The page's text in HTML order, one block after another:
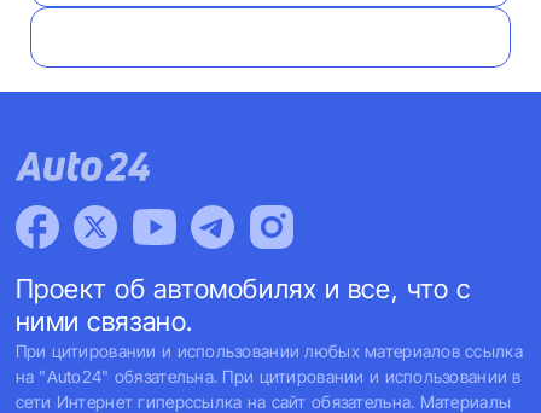
Проект об автомобилях и все, что с
ними связано.
При цитировании и использовании любых материалов ссылка
на "Auto24" обязательна. При цитировании и использовании в
сети Интернет гиперссылка на сайт обязательна. Материалы